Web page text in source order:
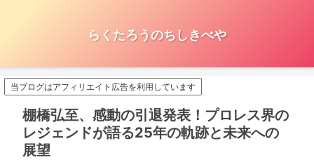
らくたろうのちしきべや
当ブログはアフィリエイト広告を利用しています
棚橋弘至、感動の引退発表！プロレス界の
レジェンドが語る25年の軌跡と未来への
展望